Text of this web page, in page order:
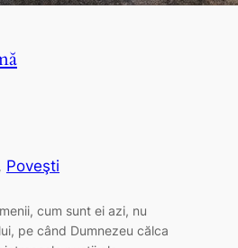
Poveşti
cum sunt ei azi, nu
pe când Dumnezeu călca